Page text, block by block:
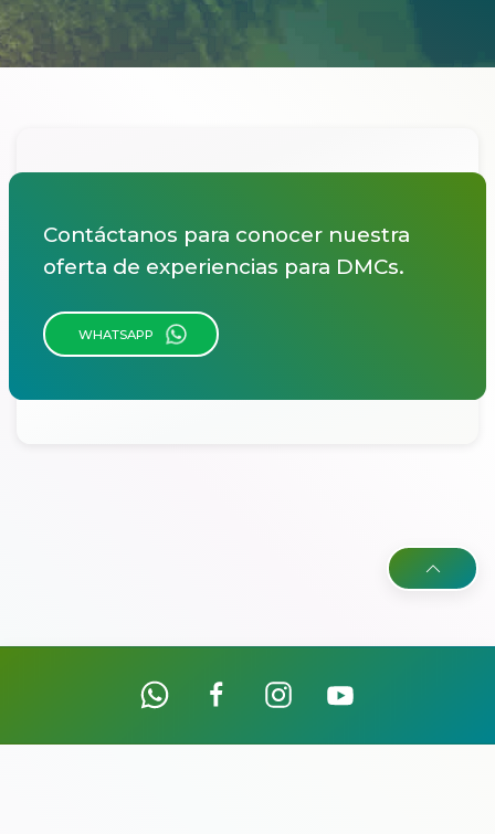
Contáctanos para conocer nuestra
oferta de experiencias para DMCs.
WHATSAPP